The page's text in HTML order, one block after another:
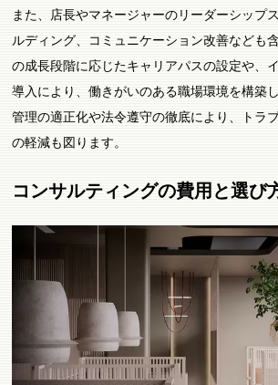
また、店長やマネージャーのリーダーシップ
ルディング、コミュニケーション改善なども
の成長段階に応じたキャリアパスの設定や、
導入により、働きがいのある職場環境を構築
管理の適正化や法令遵守の徹底により、トラ
の軽減も図ります。
コンサルティングの費用と選び